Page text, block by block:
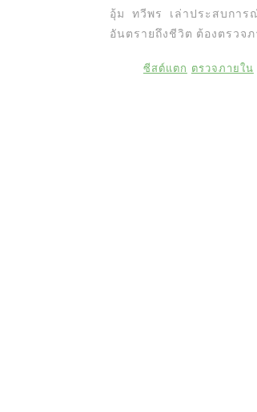
อุ้ม ทวีพร เล่าประสบการ
อันตรายถึงชีวิต ต้องตรวจ
ซีสต์แตก ตรวจภายใน